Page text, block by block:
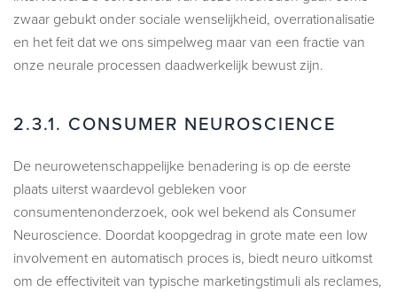
zwaar gebukt onder sociale wenselijkheid, overrationalisatie
en het feit dat we ons simpelweg maar van een fractie van
onze neurale processen daadwerkelijk bewust zijn.
2.3.1. CONSUMER NEUROSCIENCE
De neurowetenschappelijke benadering is op de eerste
plaats uiterst waardevol gebleken voor
consumentenonderzoek, ook wel bekend als Consumer
Neuroscience. Doordat koopgedrag in grote mate een low
involvement en automatisch proces is, biedt neuro uitkomst
om de effectiviteit van typische marketingstimuli als reclames,